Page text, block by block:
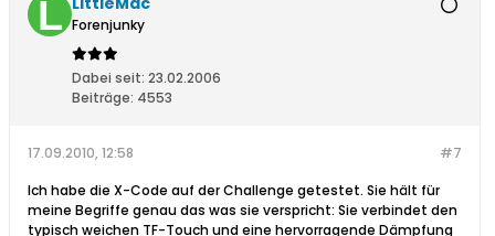
Forenjunky
Dabei seit: 23.02.2006
Beiträge: 4553
#7
17.09.2010, 12:58
Ich habe die X-Code auf der Challenge getestet. Sie hält für
meine Begriffe genau das was sie verspricht: Sie verbindet den
typisch weichen TF-Touch und eine hervorragende Dämpfung